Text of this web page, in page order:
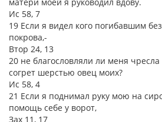
Ис 58, 7
19 Если я видел кого погибавшим
покрова,-
Втор 24, 13
20 не благословляли ли меня
согрет шерстью овец моих?
Ис 58, 4
21 Если я поднимал руку мою на
помощь себе у ворот,
Зах 11, 17